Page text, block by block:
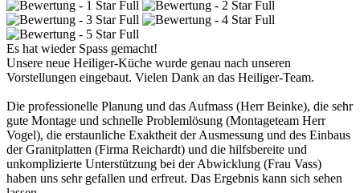
Es hat wieder Spass gemacht!
Unsere neue Heiliger-Küche wurde genau nach unseren
Vorstellungen eingebaut. Vielen Dank an das Heiliger-Team.
Die professionelle Planung und das Aufmass (Herr Beinke), die sehr
gute Montage und schnelle Problemlösung (Montageteam Herr
Vogel), die erstaunliche Exaktheit der Ausmessung und des Einbaus
der Granitplatten (Firma Reichardt) und die hilfsbereite und
unkomplizierte Unterstützung bei der Abwicklung (Frau Vass)
haben uns sehr gefallen und erfreut. Das Ergebnis kann sich sehen